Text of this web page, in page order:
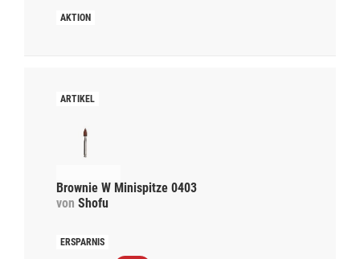
Brownie W Minispitze 0403
von Shofu